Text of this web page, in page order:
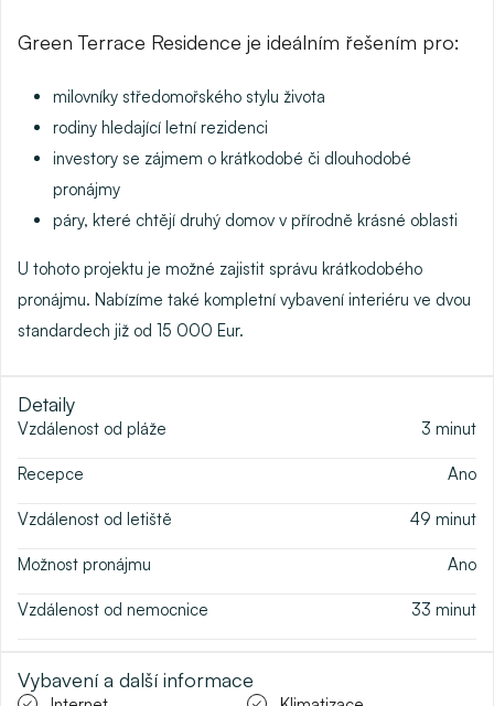
Green Terrace Residence je ideálním řešením pro:
milovníky středomořského stylu života
rodiny hledající letní rezidenci
investory se zájmem o krátkodobé či dlouhodobé
pronájmy
páry, které chtějí druhý domov v přírodně krásné oblasti
U tohoto projektu je možné zajistit správu krátkodobého
pronájmu. Nabízíme také kompletní vybavení interiéru ve dvou
standardech již od 15 000 Eur.
Detaily
Vzdálenost od pláže 3 minut
Recepce Ano
Vzdálenost od letiště 49 minut
Možnost pronájmu Ano
Vzdálenost od nemocnice 33 minut
Vybavení a další informace